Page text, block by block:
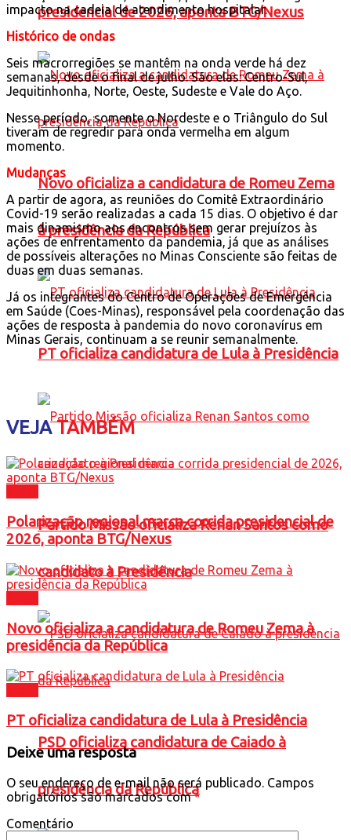
presidencial de 2026, aponta BTG/Nexus
Novo oficializa a candidatura de Romeu Zema
à presidência da República
PT oficializa candidatura de Lula à Presidência
Partido Missão oficializa Renan Santos como
candidato à Presidência
PSD oficializa candidatura de Caiado à
presidência da República
impacto na cadeia de atendimento hospitalar.
Histórico de ondas
Seis macrorregiões se mantêm na onda verde há dez
semanas, desde o final de julho. São elas: Centro-Sul,
Jequitinhonha, Norte, Oeste, Sudeste e Vale do Aço.
Nesse período, somente o Nordeste e o Triângulo do Sul
tiveram de regredir para onda vermelha em algum
momento.
Mudanças
A partir de agora, as reuniões do Comitê Extraordinário
Covid-19 serão realizadas a cada 15 dias. O objetivo é dar
mais dinamismo aos encontros sem gerar prejuízos às
ações de enfrentamento da pandemia, já que as análises
de possíveis alterações no Minas Consciente são feitas de
duas em duas semanas.
Já os integrantes do Centro de Operações de Emergência
em Saúde (Coes-Minas), responsável pela coordenação das
ações de resposta à pandemia do novo coronavírus em
Minas Gerais, continuam a se reunir semanalmente.
VEJATAMBÉM
Polarização regional marca corrida presidencial de
2026, aponta BTG/Nexus
Novo oficializa a candidatura de Romeu Zema à
presidência da República
PT oficializa candidatura de Lula à Presidência
Deixe uma resposta
O seu endereço de e-mail não será publicado. Campos
obrigatórios são marcados com*
Comentário